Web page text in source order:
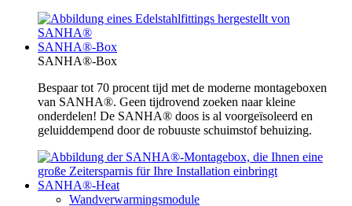
SANHA®-Box
SANHA®-Box
Bespaar tot 70 procent tijd met de moderne montageboxen
van SANHA®. Geen tijdrovend zoeken naar kleine
onderdelen! De SANHA® doos is al voorgeïsoleerd en
geluiddempend door de robuuste schuimstof behuizing.
SANHA®-Heat
Wandverwarmingsmodule